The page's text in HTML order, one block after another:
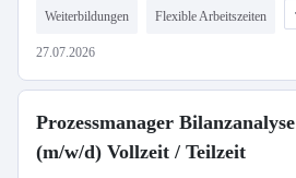
Weiterbildungen Flexible Arbeitszeiten
27.07.2026
Prozessmanager Bilanzanalyse
(m/w/d) Vollzeit / Teilzeit